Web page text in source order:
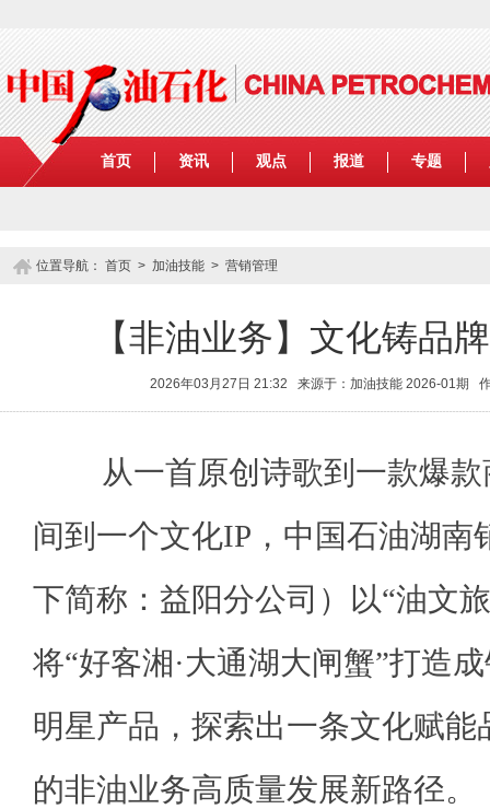
首页 资讯 观点 报道 专题
位置导航： 首页 > 加油技能 > 营销管理
【非油业务】文化铸品
2026年03月27日 21:32 来源于：加油技能 2026-01期
从一首原创诗歌到一款爆
间到一个文化IP，中国石油湖南
下简称：益阳分公司）以“油文
将“好客湘·大通湖大闸蟹”打造
明星产品，探索出一条文化赋
的非油业务高质量发展新路径。